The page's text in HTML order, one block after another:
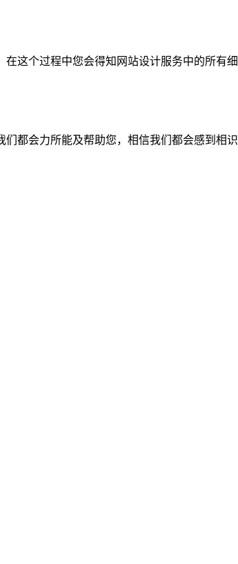
这个过程中您会得知网站设计服务中的所有
都会力所能及帮助您，相信我们都会感到相